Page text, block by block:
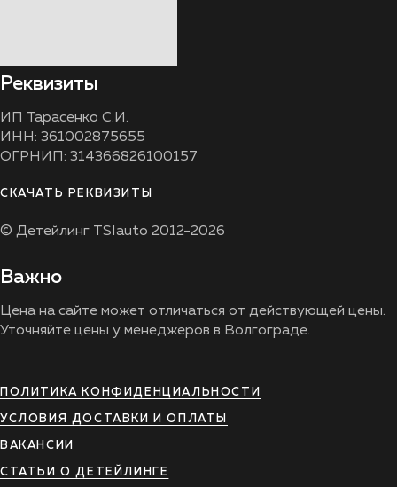
Реквизиты
ИП Тарасенко С.И.
ИНН: 361002875655
ОГРНИП: 314366826100157
СКАЧАТЬ РЕКВИЗИТЫ
© Детейлинг TSIauto 2012-2026
Важно
Цена на сайте может отличаться от действующей цены.
Уточняйте цены у менеджеров в Волгограде.
ПОЛИТИКА КОНФИДЕНЦИАЛЬНОСТИ
УСЛОВИЯ ДОСТАВКИ И ОПЛАТЫ
ВАКАНСИИ
СТАТЬИ О ДЕТЕЙЛИНГЕ